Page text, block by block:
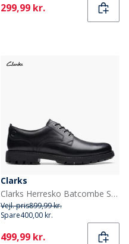
Current
299,99 kr.
Clarks
Clarks Herresko Batcombe Snørebånd Black Leather
Vejl. pris899,99 kr.
Spare400,00 kr.
Current
499,99 kr.